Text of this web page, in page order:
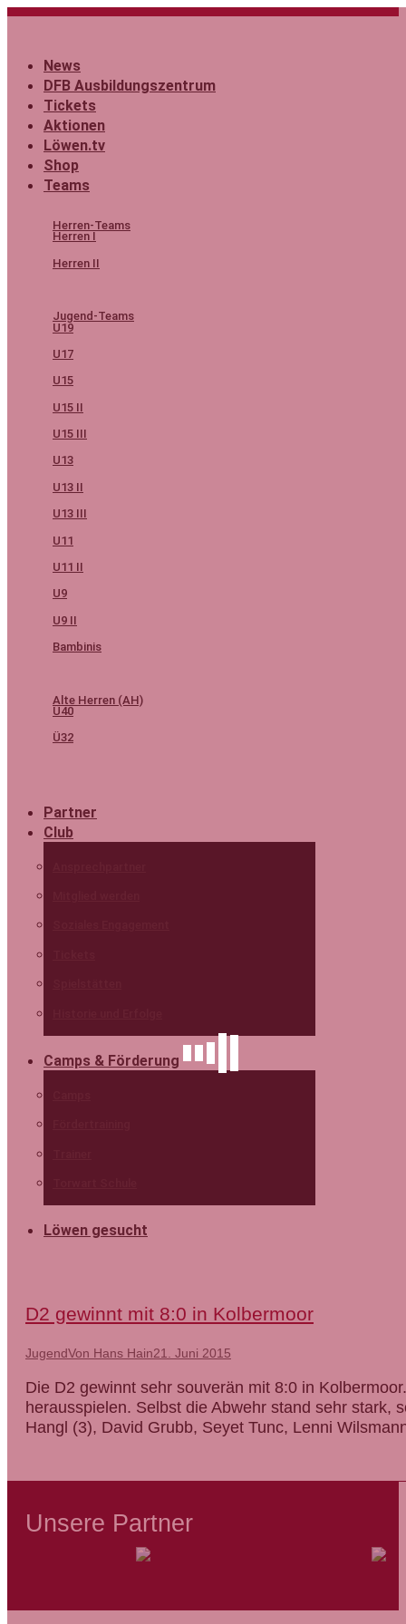
Zum
springen
News
DFB Ausbildungszentrum
Tickets
Aktionen
Löwen.tv
Shop
Teams
Herren-Teams
Herren I
Herren II
Jugend-Teams
U19
U17
U15
U15 II
U15 III
U13
U13 II
U13 III
U11
U11 II
U9
U9 II
Bambinis
Alte Herren (AH)
Ü40
Ü32
Partner
Club
Camps & Förderung
Löwen gesucht
D2 gewinnt mit 8:0 in Kolbermoor
JugendVon Hans Hain21. Juni 2015
Die D2 gewinnt sehr souverän mit 8:0 in
herausspielen. Selbst die Abwehr stand sehr stark,
Hangl (3), David Grubb, Seyet Tunc, Lenni
Unsere Partner